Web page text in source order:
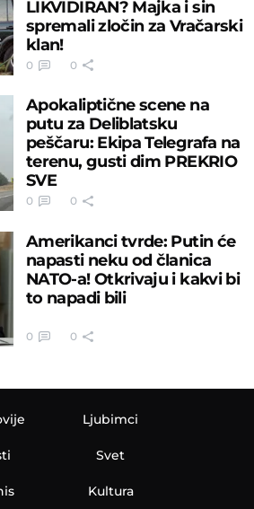
LIKVIDIRAN? Majka i sin
spremali zločin za Vračarski
klan!
0 0
Apokaliptične scene na
putu za Deliblatsku
peščaru: Ekipa Telegrafa na
terenu, gusti dim PREKRIO
SVE
0 0
Amerikanci tvrde: Putin će
napasti neku od članica
NATO-a! Otkrivaju i kakvi bi
to napadi bili
0 0
Ljubimci
Svet
Kultura